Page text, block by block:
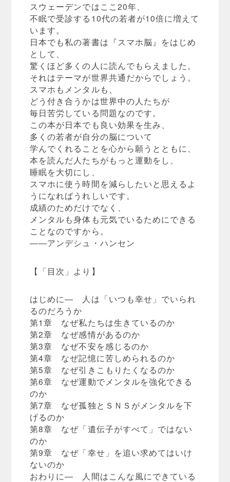
スウェーデンではここ20年、
不眠で受診する10代の若者が10倍に増えて
います。
日本でも私の著書は『スマホ脳』をはじめ
として、
驚くほど多くの人に読んでもらえました。
それはテーマが世界共通だからでしょう。
スマホもメンタルも、
どう付き合うかは世界中の人たちが
毎日苦労している問題なのです。
この本が日本でも良い効果を生み、
多くの若者が自分の脳について
学んでくれることを心から願うとともに、
本を読んだ人たちがもっと運動をし、
睡眠を大切にし、
スマホに使う時間を減らしたいと思えるよ
うになればうれしいです。
成績のためだけでなく、
メンタルも身体も元気でいるためにできる
ことなのですから。
――アンデシュ・ハンセン
【「目次」より】
はじめに― 人は「いつも幸せ」でいられ
るのだろうか
第1章 なぜ私たちは生きているのか
第2章 なぜ感情があるのか
第3章 なぜ不安を感じるのか
第4章 なぜ記憶に苦しめられるのか
第5章 なぜ引きこもりたくなるのか
第6章 なぜ運動でメンタルを強化できる
のか
第7章 なぜ孤独とＳＮＳがメンタルを下
げるのか
第8章 なぜ「遺伝子がすべて」ではない
のか
第9章 なぜ「幸せ」を追い求めてはいけ
ないのか
おわりに― 人間はこんな風にできている